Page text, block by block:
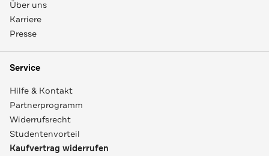
Über uns
Karriere
Presse
Service
Hilfe & Kontakt
Partnerprogramm
Widerrufsrecht
Studentenvorteil
Kaufvertrag widerrufen